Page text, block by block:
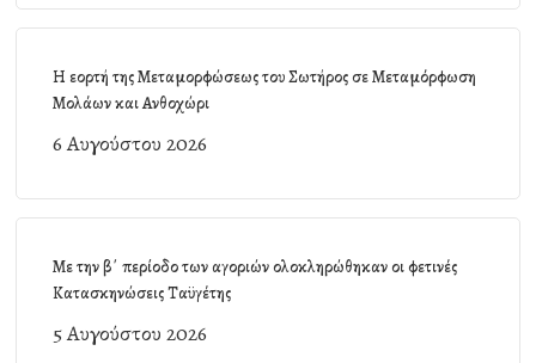
Η εορτή της Μεταμορφώσεως του Σωτήρος σε Μεταμόρφωση
Μολάων και Ανθοχώρι
6 Αυγούστου 2026
Με την β΄ περίοδο των αγοριών ολοκληρώθηκαν οι φετινές
Κατασκηνώσεις Ταϋγέτης
5 Αυγούστου 2026